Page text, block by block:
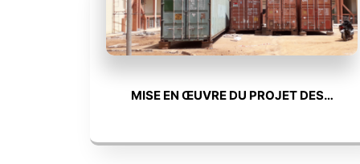
MISE EN ŒUVRE DU PROJET DES…